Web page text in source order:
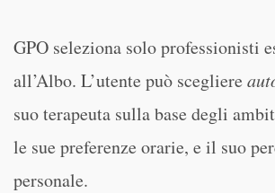
GPO seleziona solo professionisti
all’Albo. L’utente può scegliere
suo terapeuta sulla base degli
le sue preferenze orarie, e il suo
personale.